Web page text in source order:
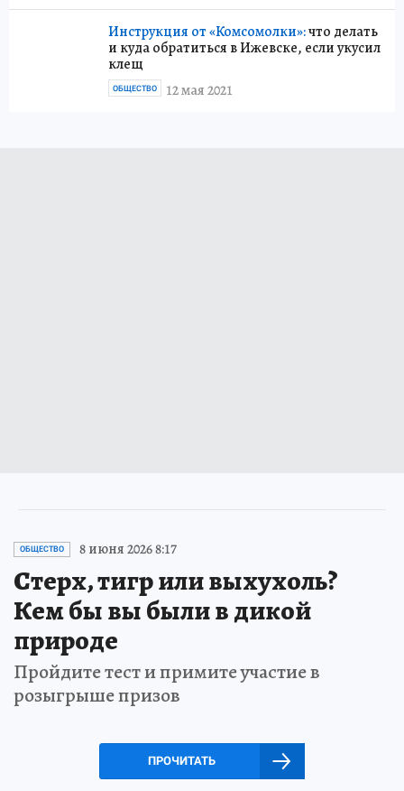
Инструкция от «Комсомолки»:что делать
и куда обратиться в Ижевске, если укусил
клещ
12 мая 2021
ОБЩЕСТВО
ОБЩЕСТВО 8 июня 2026 8:17
Стерх, тигр или выхухоль?
Кем бы вы были в дикой
природе
Пройдите тест и примите участие в
розыгрыше призов
ПРОЧИТАТЬ